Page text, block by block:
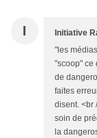
I Initiative
"les
"scoop" ce
de
faites
disent. <br
soin de
la